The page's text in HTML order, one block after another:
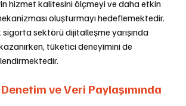
hizmet kalitesini ölçmeyi ve daha etkin
oluşturmayı hedeflemektedir.
sigorta sektörü dijitalleşme yarışında
tüketici deneyimini de
ve Veri Paylaşımında